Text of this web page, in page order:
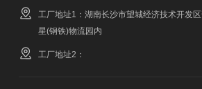
工厂地址1：湖南长沙市望城经济技术开发
星(钢铁)物流园内
工厂地址2：